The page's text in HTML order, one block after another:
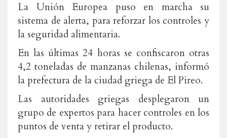
La Unión Europea puso en marcha su
sistema de alerta, para reforzar los controles y
la seguridad alimentaria.
En las últimas 24 horas se confiscaron otras
4,2 toneladas de manzanas chilenas, informó
la prefectura de la ciudad griega de El Pireo.
Las autoridades griegas desplegaron un
grupo de expertos para hacer controles en los
puntos de venta y retirar el producto.